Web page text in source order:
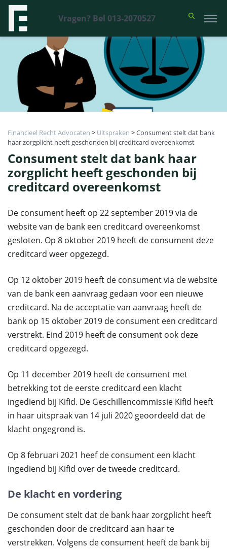
Vragen? Bel 013-2070527
Financieel Recht Advocaten > Uitspraken >Consument stelt dat bank
haar zorgplicht heeft geschonden bij creditcard overeenkomst
Consument stelt dat bank haar
zorgplicht heeft geschonden bij
creditcard overeenkomst
De consument heeft op 22 september 2019 via de
website van de bank een creditcard overeenkomst
gesloten. Op 8 oktober 2019 heeft de consument deze
creditcard weer opgezegd.
Op 12 oktober 2019 heeft de consument via de website
van de bank een aanvraag gedaan voor een nieuwe
creditcard. Na de acceptatie van aanvraag heeft de
bank op 15 oktober 2019 de consument een creditcard
verstrekt. Eind 2019 heeft de consument ook deze
creditcard opgezegd.
Op 11 december 2019 heeft de consument met
betrekking tot de eerste creditcard een klacht
ingediend bij Kifid. De Geschillencommissie Kifid heeft
in haar uitspraak van 14 juli 2020 geoordeeld dat de
klacht ongegrond is.
Op 8 februari 2021 heef de consument een klacht
ingediend bij Kifid over de tweede creditcard.
De klacht en vordering
De consument stelt dat de bank haar zorgplicht heeft
geschonden door de creditcard aan haar te
verstrekken. Volgens de consument heeft de bank bij